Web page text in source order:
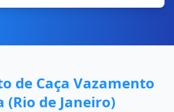
de Caça Vazamento
de Janeiro)